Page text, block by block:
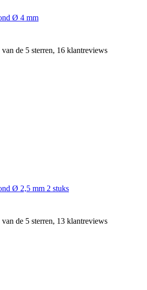
Ø 4 mm
de 5 sterren, 16 klantreviews
Ø 2,5 mm 2 stuks
de 5 sterren, 13 klantreviews